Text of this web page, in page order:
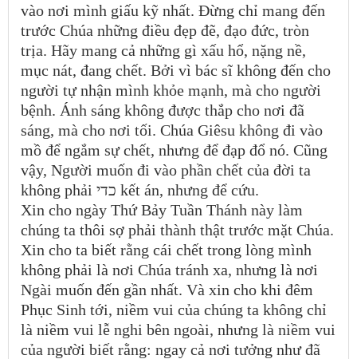
vào nơi mình giấu kỹ nhất. Đừng chỉ mang đến
trước Chúa những điều đẹp đẽ, đạo đức, tròn
trịa. Hãy mang cả những gì xấu hổ, nặng nề,
mục nát, đang chết. Bởi vì bác sĩ không đến cho
người tự nhận mình khỏe mạnh, mà cho người
bệnh. Ánh sáng không được thắp cho nơi đã
sáng, mà cho nơi tối. Chúa Giêsu không đi vào
mồ để ngắm sự chết, nhưng để đạp đổ nó. Cũng
vậy, Người muốn đi vào phần chết của đời ta
không phải כדי kết án, nhưng để cứu.
Xin cho ngày Thứ Bảy Tuần Thánh này làm
chúng ta thôi sợ phải thành thật trước mặt Chúa.
Xin cho ta biết rằng cái chết trong lòng mình
không phải là nơi Chúa tránh xa, nhưng là nơi
Ngài muốn đến gần nhất. Và xin cho khi đêm
Phục Sinh tới, niềm vui của chúng ta không chỉ
là niềm vui lễ nghi bên ngoài, nhưng là niềm vui
của người biết rằng: ngay cả nơi tưởng như đã